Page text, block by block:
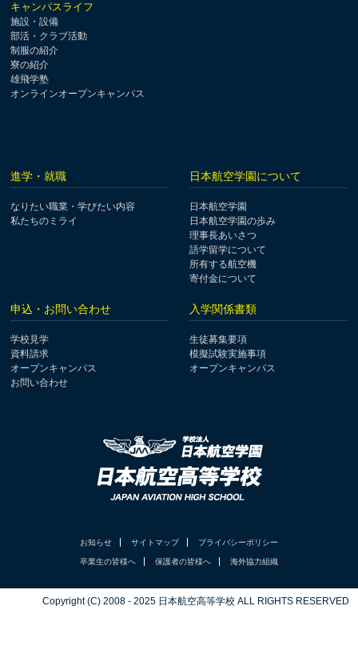
キャンパスライフ
施設・設備
部活・クラブ活動
制服の紹介
寮の紹介
雄飛学塾
オンラインオープンキャンパス
進学・就職
なりたい職業・学びたい内容
私たちのミライ
日本航空学園について
日本航空学園
日本航空学園の歩み
理事長あいさつ
語学留学について
所有する航空機
寄付金について
申込・お問い合わせ
学校見学
資料請求
オープンキャンパス
お問い合わせ
入学関係書類
生徒募集要項
模擬試験実施事項
オープンキャンパス
お知らせ サイトマップ プライバシーポリシー
卒業生の皆様へ 保護者の皆様へ 海外協力組織
Copyright (C) 2008 - 2025 日本航空高等学校 ALL RIGHTS RESERVED